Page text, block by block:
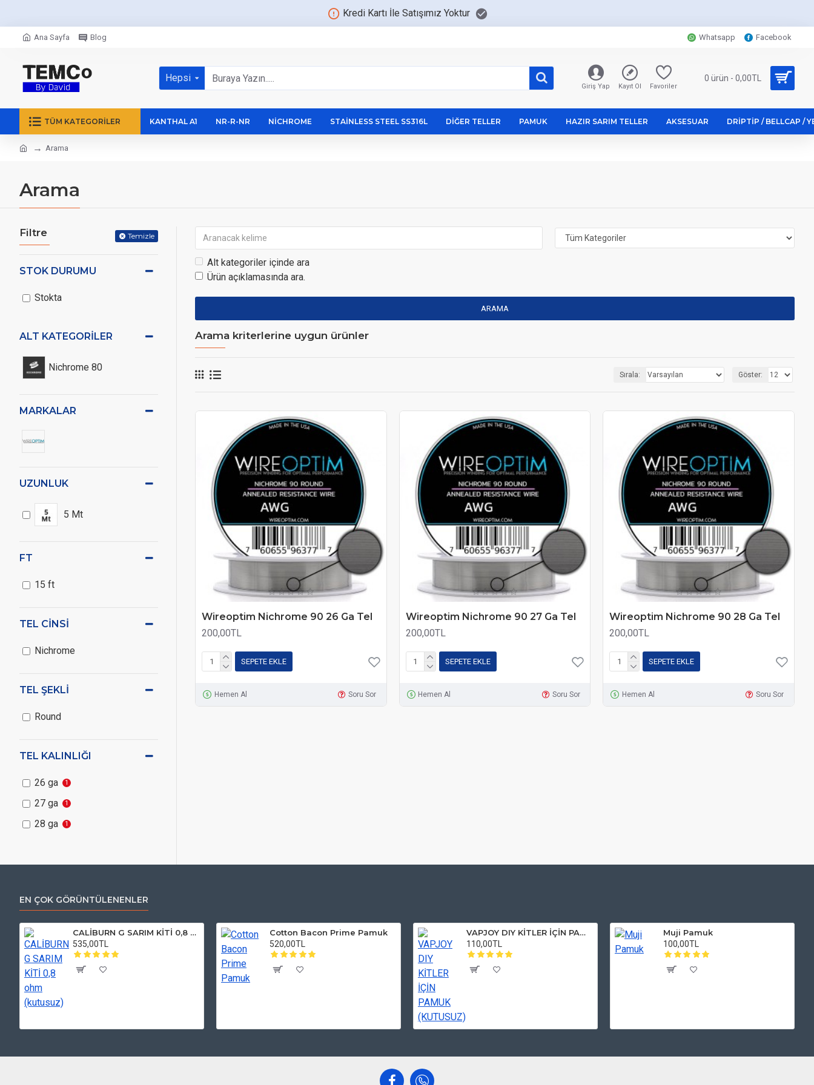
Kredi Kartı İle Satışımız Yoktur
Ana Sayfa Blog Whatsapp Facebook
Hepsi
Giriş Yap Kayıt Ol Favoriler
0 ürün - 0,00TL
TÜM KATEGORILER KANTHAL A1 NR-R-NR NICHROME STAINLESS STEEL SS316L DIĞER TELLER PAMUK HAZIR SARIM TELLER AKSESUAR DRIPTIP / BELLCAP /
Arama
Arama
Filtre Temizle
ALT KATEGORILER
Nichrome 80
MARKALAR
UZUNLUK
5 Mt
FT
15 ft
TEL KALINLIĞI
26 ga 1
27 ga 1
28 ga 1
TEL CINSI
Nichrome
TEL ŞEKLI
Round
STOK DURUMU
Stokta
Alt kategoriler içinde ara
Ürün açıklamasında ara.
ARAMA
Arama kriterlerine uygun ürünler
Sırala: Göster:
Wireoptim Nichrome 90 26 Ga Tel
200,00TL
SEPETE EKLE
Hemen Al Soru Sor
Wireoptim Nichrome 90 27 Ga Tel
200,00TL
SEPETE EKLE
Hemen Al Soru Sor
Wireoptim Nichrome 90 28 Ga Tel
200,00TL
SEPETE EKLE
Hemen Al Soru Sor
EN ÇOK GÖRÜNTÜLENENLER
CALİBURN G SARIM KİTİ 0,8 ohm (kutusuz)
535,00TL
Cotton Bacon Prime Pamuk
520,00TL
VAPJOY DIY KİTLER İÇİN PAMUK (KUTUSUZ)
110,00TL
Muji Pamuk
100,00TL